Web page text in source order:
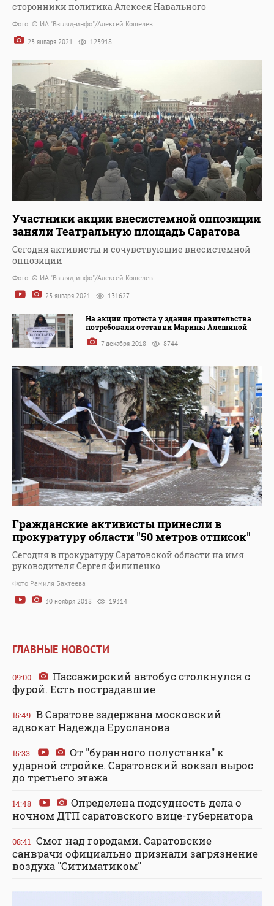
сторонники политика Алексея Навального
Фото: © ИА "Взгляд-инфо"/Алексей Кошелев
23 января 2021 123918
Участники акции внесистемной оппозиции
заняли Театральную площадь Саратова
Сегодня активисты и сочувствующие внесистемной
оппозиции
Фото: © ИА "Взгляд-инфо"/Алексей Кошелев
23 января 2021 131627
На акции протеста у здания правительства
потребовали отставки Марины Алешиной
7 декабря 2018 8744
Гражданские активисты принесли в
прокуратуру области "50 метров отписок"
Сегодня в прокуратуру Саратовской области на имя
руководителя Сергея Филипенко
Фото Рамиля Бахтеева
30 ноября 2018 19314
ГЛАВНЫЕ НОВОСТИ
09:00
Пассажирский автобус столкнулся с
фурой. Есть пострадавшие
15:49 В Саратове задержана московский
адвокат Надежда Ерусланова
15:33
От "буранного полустанка" к
ударной стройке. Саратовский вокзал вырос
до третьего этажа
14:48
Определена подсудность дела о
ночном ДТП саратовского вице-губернатора
08:41 Смог над городами. Саратовские
санврачи официально признали загрязнение
воздуха "Ситиматиком"